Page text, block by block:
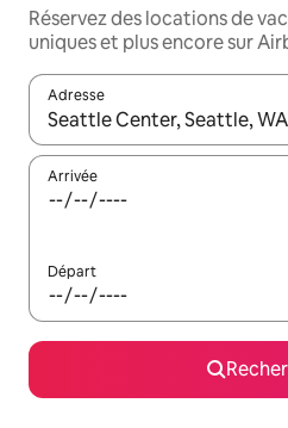
Réservez des locations de
uniques et plus encore sur
Adresse
Lorsque les résultats
Arrivée
Départ